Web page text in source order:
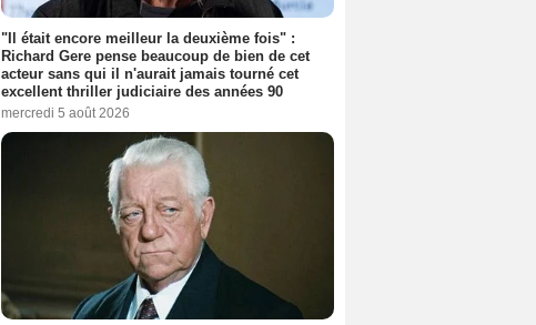
"Il était encore meilleur la deuxième fois" :
Richard Gere pense beaucoup de bien de cet
acteur sans qui il n'aurait jamais tourné cet
excellent thriller judiciaire des années 90
mercredi 5 août 2026